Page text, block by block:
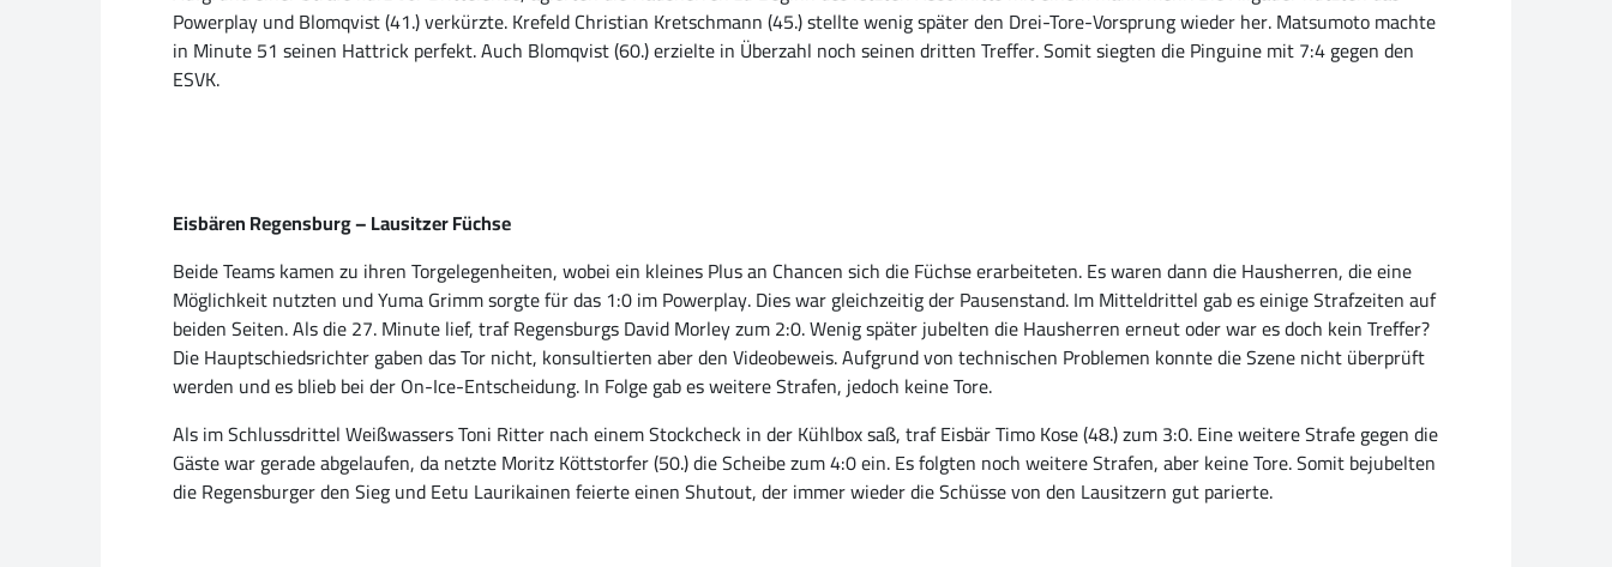
Powerplay und Blomqvist (41.) verkürzte. Krefeld Christian Kretschmann (45.) stellte wenig später den Drei-Tore-Vorsprung wieder her. Matsumoto machte
in Minute 51 seinen Hattrick perfekt. Auch Blomqvist (60.) erzielte in Überzahl noch seinen dritten Treffer. Somit siegten die Pinguine mit 7:4 gegen den
ESVK.
Eisbären Regensburg – Lausitzer Füchse
Beide Teams kamen zu ihren Torgelegenheiten, wobei ein kleines Plus an Chancen sich die Füchse erarbeiteten. Es waren dann die Hausherren, die eine
Möglichkeit nutzten und Yuma Grimm sorgte für das 1:0 im Powerplay. Dies war gleichzeitig der Pausenstand. Im Mitteldrittel gab es einige Strafzeiten auf
beiden Seiten. Als die 27. Minute lief, traf Regensburgs David Morley zum 2:0. Wenig später jubelten die Hausherren erneut oder war es doch kein Treffer?
Die Hauptschiedsrichter gaben das Tor nicht, konsultierten aber den Videobeweis. Aufgrund von technischen Problemen konnte die Szene nicht überprüft
werden und es blieb bei der On-Ice-Entscheidung. In Folge gab es weitere Strafen, jedoch keine Tore.
Als im Schlussdrittel Weißwassers Toni Ritter nach einem Stockcheck in der Kühlbox saß, traf Eisbär Timo Kose (48.) zum 3:0. Eine weitere Strafe gegen die
Gäste war gerade abgelaufen, da netzte Moritz Köttstorfer (50.) die Scheibe zum 4:0 ein. Es folgten noch weitere Strafen, aber keine Tore. Somit bejubelten
die Regensburger den Sieg und Eetu Laurikainen feierte einen Shutout, der immer wieder die Schüsse von den Lausitzern gut parierte.